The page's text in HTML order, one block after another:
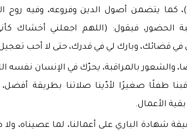
كما يتضمن أصول الدين وفروعه، وفيه روح
الحضور، فيقول: (اللهم اجعلني أخشاك
قضائك، وبارك لي في قدرك، حتى لا أحب
والشعور بالمراقبة، يحرّك في الإنسان نفسه
طفلًا صغيرًا لأدّينا صلاتنا بطريقة
الأعمال.
شهادة الباري على أعمالنا، لما عصيناه، ولا